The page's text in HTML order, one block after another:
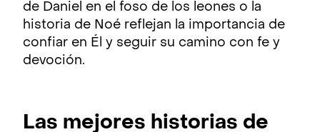
de Daniel en el foso de los leones o la
historia de Noé reflejan la importancia de
confiar en Él y seguir su camino con fe y
devoción.
Las mejores historias de